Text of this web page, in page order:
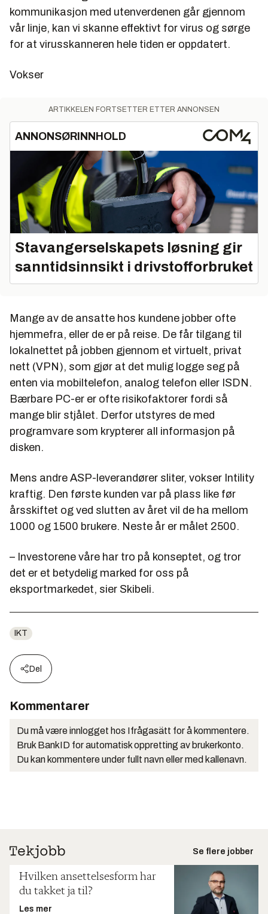
kommunikasjon med utenverdenen går gjennom
vår linje, kan vi skanne effektivt for virus og sørge
for at virusskanneren hele tiden er oppdatert.
Vokser
ARTIKKELEN FORTSETTER ETTER ANNONSEN
ANNONSØRINNHOLD
Stavangerselskapets løsning gir
sanntidsinnsikt i drivstofforbruket
Mange av de ansatte hos kundene jobber ofte
hjemmefra, eller de er på reise. De får tilgang til
lokalnettet på jobben gjennom et virtuelt, privat
nett (VPN), som gjør at det mulig logge seg på
enten via mobiltelefon, analog telefon eller ISDN.
Bærbare PC-er er ofte risikofaktorer fordi så
mange blir stjålet. Derfor utstyres de med
programvare som krypterer all informasjon på
disken.
Mens andre ASP-leverandører sliter, vokser Intility
kraftig. Den første kunden var på plass like før
årsskiftet og ved slutten av året vil de ha mellom
1000 og 1500 brukere. Neste år er målet 2500.
– Investorene våre har tro på konseptet, og tror
det er et betydelig marked for oss på
eksportmarkedet, sier Skibeli.
IKT
Del
Kommentarer
Du må være innlogget hos Ifrågasätt for å kommentere.
Bruk BankID for automatisk oppretting av brukerkonto.
Du kan kommentere under fullt navn eller med kallenavn.
Se flere jobber
Hvilken ansettelsesform har
du takket ja til?
Les mer